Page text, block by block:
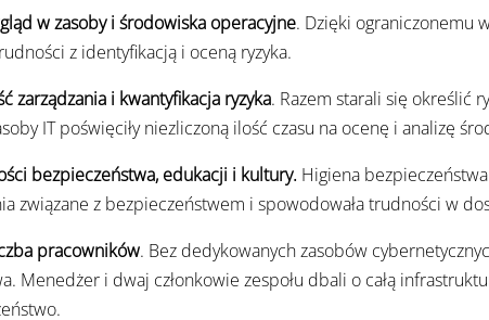
w zasoby i środowiska operacyjne. Dzięki ograniczonemu
z identyfikacją i oceną ryzyka.
zarządzania i kwantyfikacja ryzyka. Razem starali się określić
IT poświęciły niezliczoną ilość czasu na ocenę i analizę
bezpieczeństwa, edukacji i kultury. Higiena
związane z bezpieczeństwem i spowodowała trudności w
pracowników. Bez dedykowanych zasobów
Menedżer i dwaj członkowie zespołu dbali o całą